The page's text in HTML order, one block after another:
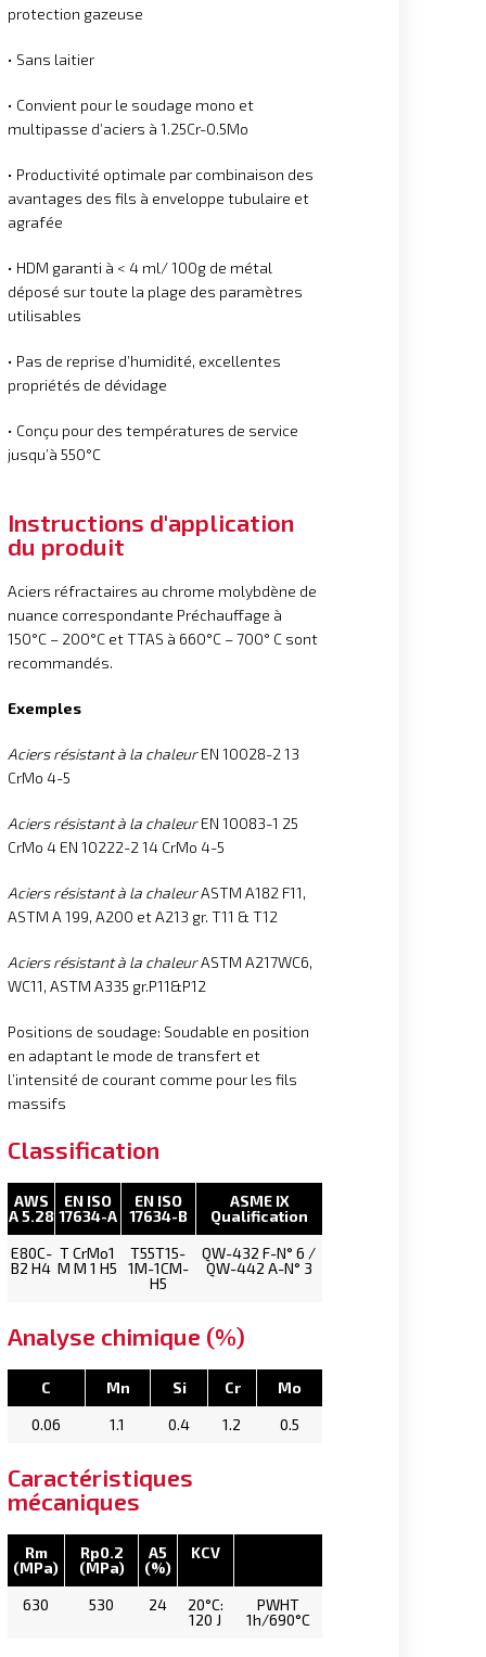
protection gazeuse
• Sans laitier
• Convient pour le soudage mono et
multipasse d’aciers à 1.25Cr-0.5Mo
• Productivité optimale par combinaison des
avantages des fils à enveloppe tubulaire et
agrafée
• HDM garanti à < 4 ml/ 100g de métal
déposé sur toute la plage des paramètres
utilisables
• Pas de reprise d’humidité, excellentes
propriétés de dévidage
• Conçu pour des températures de service
jusqu’à 550°C
Instructions d'application
du produit
Aciers réfractaires au chrome molybdène de
nuance correspondante Préchauffage à
150°C – 200°C et TTAS à 660°C – 700° C sont
recommandés.
Exemples
Aciers résistant à la chaleurEN 10028-2 13
CrMo 4-5
Aciers résistant à la chaleurEN 10083-1 25
CrMo 4 EN 10222-2 14 CrMo 4-5
Aciers résistant à la chaleurASTM A182 F11,
ASTM A 199, A200 et A213 gr. T11 & T12
Aciers résistant à la chaleurASTM A217WC6,
WC11, ASTM A335 gr.P11&P12
Positions de soudage: Soudable en position
en adaptant le mode de transfert et
l’intensité de courant comme pour les fils
massifs
Classification
AWS
A 5.28
EN ISO
17634-A
EN ISO
17634-B
ASME IX
Qualification
E80C-
B2 H4
T CrMo1
M M 1 H5
T55T15-
1M-1CM-
H5
QW-432 F-N° 6 /
QW-442 A-N° 3
Analyse chimique (%)
C Mn Si Cr
Mo
0.06
1.1 0.4 1.2 0.5
Caractéristiques
mécaniques
Rm
(MPa)
Rp0.2
(MPa)
A5
(%)
KCV
630 530 24
20°C:
120 J
PWHT
1h/690°C